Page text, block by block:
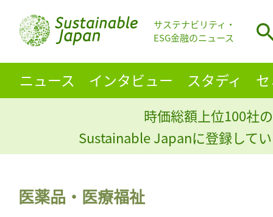
サステナビリティ・
ESG金融のニュース
ニュース インタビュー スタディ
時価総額上位100社
Sustainable Japanに登録して
医薬品・医療福祉